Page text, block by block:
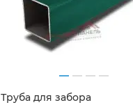
Труба для забора